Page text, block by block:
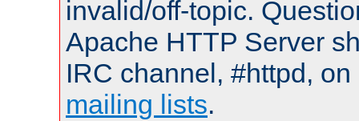
invalid/off-topic.
Apache HTTP Server
IRC channel, #httpd,
mailing lists.